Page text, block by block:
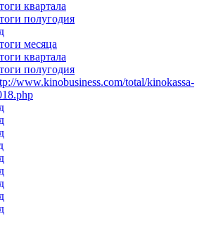
квартала
полугодия
месяца
квартала
полугодия
www.kinobusiness.com/total/kinokassa-